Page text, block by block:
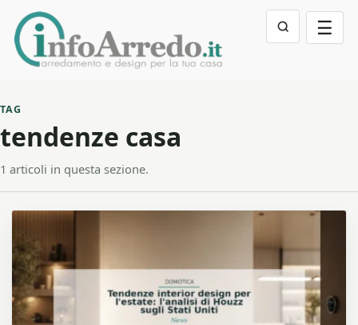
☰
TAG
tendenze casa
1 articoli in questa sezione.